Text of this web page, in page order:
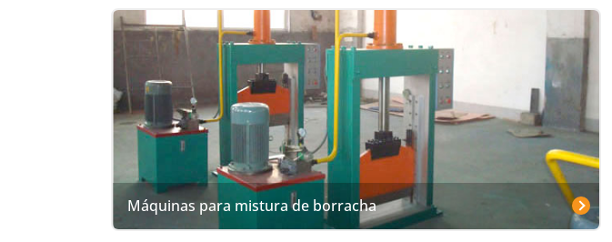
Máquinas para mistura de borracha